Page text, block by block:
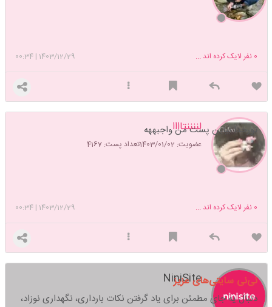
1403/12/29
|
00:34 0 نفر لایک کرده اند ...
لننننتاااا
عضویت: 1403/01/02 تعداد پست: 4167
تورخدا بیاین پست من واجبههه
1403/12/29
|
00:34 0 نفر لایک کرده اند ...
NiniSite
نی‌نی سایتی‌های عزیز
دنبال یه جای مطمئن برای یاد گرفتن نکات بارداری، نگهداری نوزاد،